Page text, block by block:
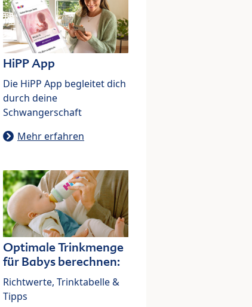
HiPP App
Die HiPP App begleitet dich
durch deine
Schwangerschaft
Mehr erfahren
Optimale Trinkmenge
für Babys berechnen:
Richtwerte, Trinktabelle &
Tipps